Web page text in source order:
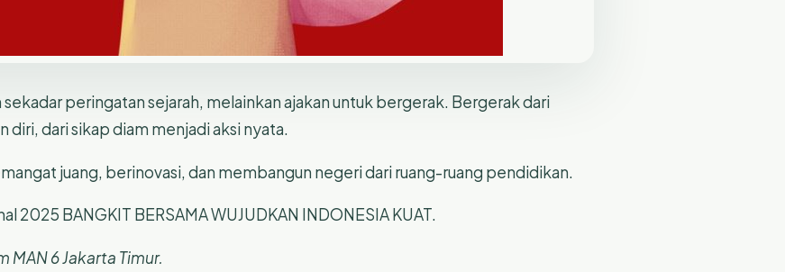
peringatan sejarah, melainkan ajakan untuk bergerak. Bergerak dari
diri, dari sikap diam menjadi aksi nyata.
juang, berinovasi, dan membangun negeri dari ruang-ruang pendidikan.
2025 BANGKIT BERSAMA WUJUDKAN INDONESIA KUAT.
6 Jakarta Timur.